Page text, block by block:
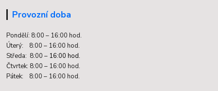
Provozní doba
Pondělí: 8:00 – 16:00 hod.
Úterý: 8:00 – 16:00 hod.
Středa: 8:00 – 16:00 hod.
Čtvrtek: 8:00 – 16:00 hod.
Pátek: 8:00 – 16:00 hod.